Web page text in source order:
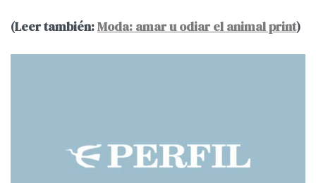
(Leer también:Moda: amar u odiar el animal print)